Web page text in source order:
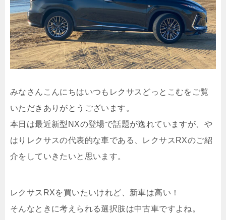
みなさんこんにちはいつもレクサスどっとこむをご覧
いただきありがとうございます。
本日は最近新型NXの登場で話題が逸れていますが、や
はりレクサスの代表的な車である、レクサスRXのご紹
介をしていきたいと思います。
レクサスRXを買いたいけれど、新車は高い！
そんなときに考えられる選択肢は中古車ですよね。